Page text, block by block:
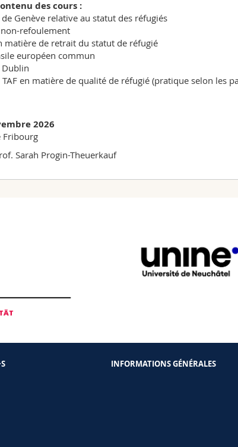
des cours :
Genève relative au statut des réfugiés
refoulement
matière de retrait du statut de réfugié
européen commun
Dublin
TAF en matière de qualité de réfugié (pratique selon les
2026
Fribourg
Sarah Progin-Theuerkauf
INFORMATIONS GÉNÉRALES